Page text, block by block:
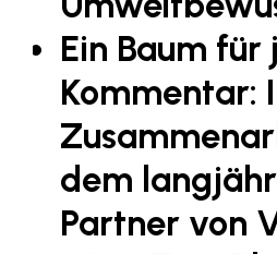
LAT Nitrogen
Libro
Lidl Österreich
Die Menü-Manufaktur
MTH Retail Group
OMV
Ein Baum für
Kommentar:
dem
Partner von